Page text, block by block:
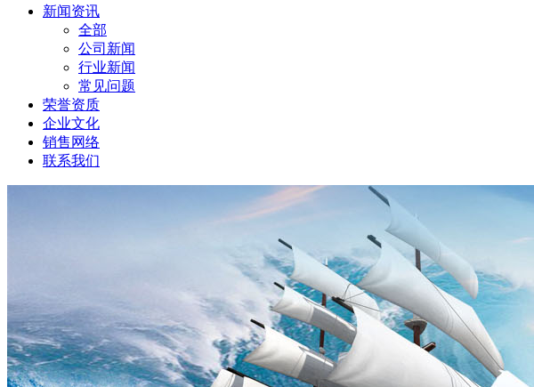
新闻资讯
全部
公司新闻
行业新闻
常见问题
荣誉资质
企业文化
销售网络
联系我们